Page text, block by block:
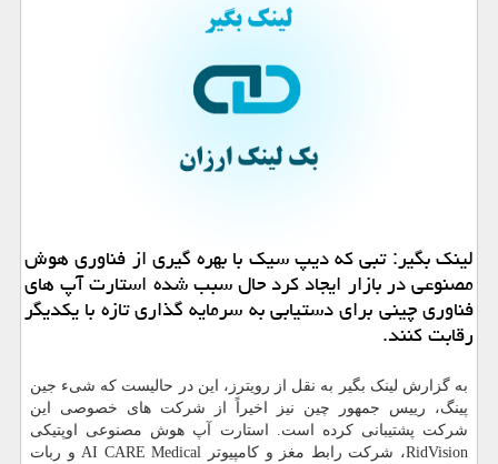
لینک بگیر: تبی که دیپ سیک با بهره گیری از فناوری هوش
مصنوعی در بازار ایجاد کرد حال سبب شده استارت آپ های
فناوری چینی برای دستیابی به سرمایه گذاری تازه با یکدیگر
رقابت کنند.
به گزارش لینک بگیر به نقل از رویترز، این در حالیست که شیء جین
پینگ، رییس جمهور چین نیز اخیراً از شرکت های خصوصی این
شرکت پشتیبانی کرده است. استارت آپ هوش مصنوعی اوپتیکی
RidVision، شرکت رابط مغز و کامپیوتر AI CARE Medical و ربات